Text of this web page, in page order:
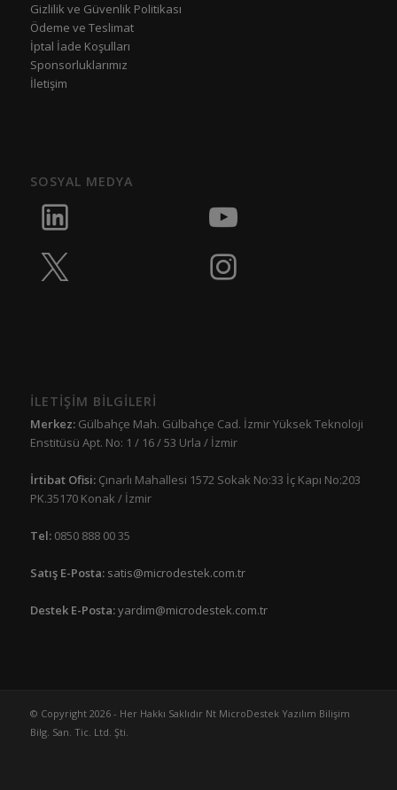
Gizlilik ve Güvenlik Politikası
Ödeme ve Teslimat
İptal İade Koşulları
Sponsorluklarımız
İletişim
SOSYAL MEDYA
İLETİŞİM BİLGİLERİ
Merkez:Gülbahçe Mah. Gülbahçe Cad. İzmir Yüksek Teknoloji
Enstitüsü Apt. No: 1 / 16 / 53 Urla / İzmir
İrtibat Ofisi: Çınarlı Mahallesi 1572 Sokak No:33 İç Kapı No:203
PK.35170 Konak / İzmir
Tel:0850 888 00 35
Satış E-Posta: satis@microdestek.com.tr
Destek E-Posta:yardim@microdestek.com.tr
© Copyright 2026 - Her Hakkı Saklıdır Nt MicroDestek Yazılım Bilişim
Bilg. San. Tic. Ltd. Şti.